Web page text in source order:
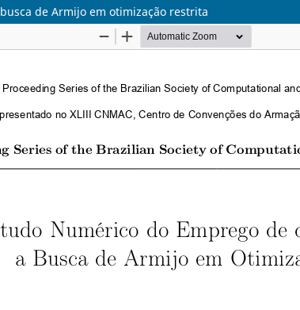
de Armijo em otimização restrita